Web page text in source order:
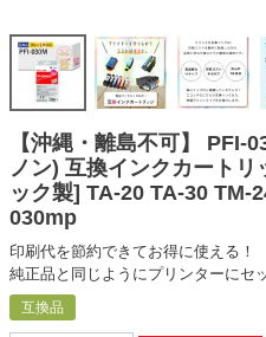
ご利用ガイド
よくある質問
お問い合わせ
会員専用商品
説明書ダウンロード
【沖縄・離島不可】 PFI-
ノン) 互換インクカート
ック製] TA-20 TA-30
030mp
印刷代を節約できてお得に使える！
純正品と同じようにプリンターにセ
互換品